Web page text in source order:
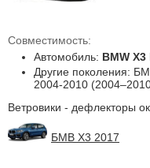
Совместимость:
Автомобиль: BMW X3
Другие поколения:
2004-2010
Ветровики - дефлекторы
БМВ Х3 2017